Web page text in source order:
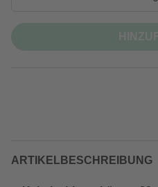
ARTIKELBESCHREIBUNG